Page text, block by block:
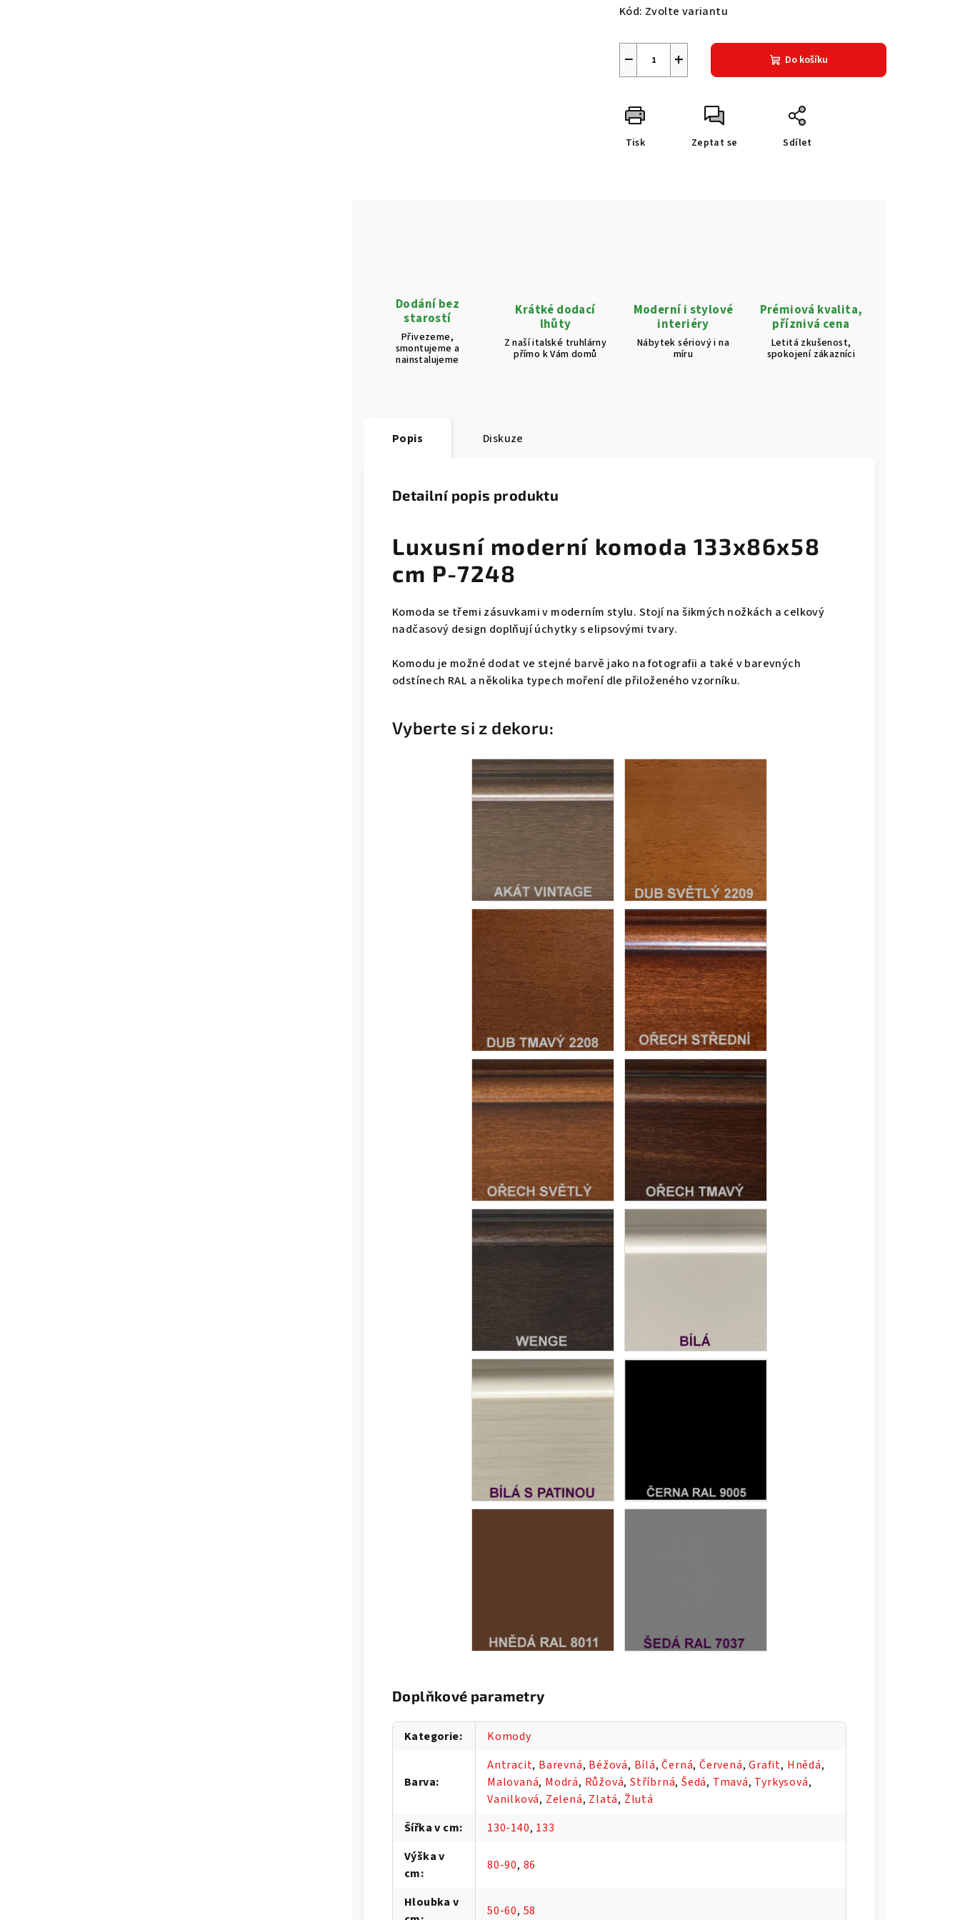
Kód: Zvolte variantu
+
− Do košíku
Tisk Zeptat se Sdílet
Dodání bez
starostí
Přivezeme,
smontujeme a
nainstalujeme
Krátké dodací
lhůty
Z naší italské truhlárny
přímo k Vám domů
Moderní i stylové
interiéry
Nábytek sériový i na
míru
Prémiová kvalita,
příznivá cena
Letitá zkušenost,
spokojení zákazníci
Popis Diskuze
Detailní popis produktu
Luxusní moderní komoda 133x86x58
cm P-7248
Komoda se třemi zásuvkami v moderním stylu. Stojí na šikmých nožkách a celkový
nadčasový design doplňují úchytky s elipsovými tvary.
Komodu je možné dodat ve stejné barvě jako na fotografii a také v barevných
odstínech RAL a několika typech moření dle přiloženého vzorníku.
Vyberte si z dekoru:
Doplňkové parametry
Kategorie: Komody
Barva:
Antracit, Barevná, Béžová, Bílá,Černá,Červená,Grafit, Hnědá,
Malovaná, Modrá, Růžová,Stříbrná,Šedá, Tmavá, Tyrkysová,
Vanilková, Zelená, Zlatá, Žlutá
Šířka v cm: 130-140, 133
Výška v
cm:
80-90, 86
Hloubka v
50-60, 58